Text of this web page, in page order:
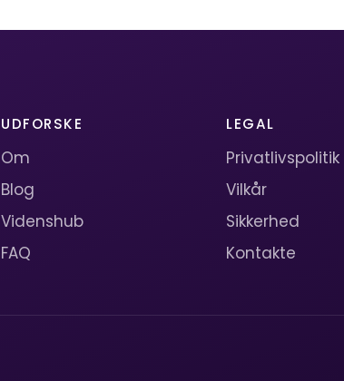
UDFORSKE
Om
Blog
Videnshub
FAQ
LEGAL
Privatlivspolitik
Vilkår
Sikkerhed
Kontakte